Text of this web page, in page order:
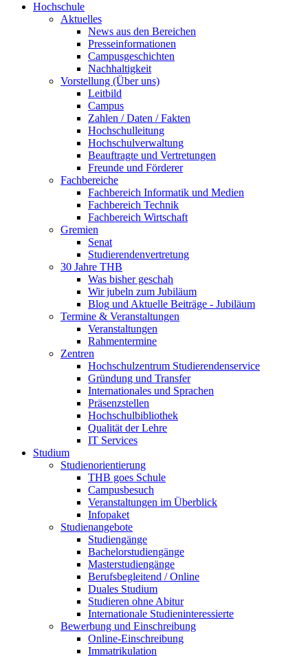
Hochschule
Aktuelles
News aus den Bereichen
Presseinformationen
Campusgeschichten
Nachhaltigkeit
Vorstellung (Über uns)
Leitbild
Campus
Zahlen / Daten / Fakten
Hochschulleitung
Hochschulverwaltung
Beauftragte und Vertretungen
Freunde und Förderer
Fachbereiche
Fachbereich Informatik und Medien
Fachbereich Technik
Fachbereich Wirtschaft
Gremien
Senat
Studierendenvertretung
30 Jahre THB
Was bisher geschah
Wir jubeln zum Jubiläum
Blog und Aktuelle Beiträge - Jubiläum
Termine & Veranstaltungen
Veranstaltungen
Rahmentermine
Zentren
Hochschulzentrum Studierendenservice
Gründung und Transfer
Internationales und Sprachen
Präsenzstellen
Hochschulbibliothek
Qualität der Lehre
IT Services
Studium
Studienorientierung
THB goes Schule
Campusbesuch
Veranstaltungen im Überblick
Infopaket
Studienangebote
Studiengänge
Bachelorstudiengänge
Masterstudiengänge
Berufsbegleitend / Online
Duales Studium
Studieren ohne Abitur
Internationale Studieninteressierte
Bewerbung und Einschreibung
Online-Einschreibung
Immatrikulation